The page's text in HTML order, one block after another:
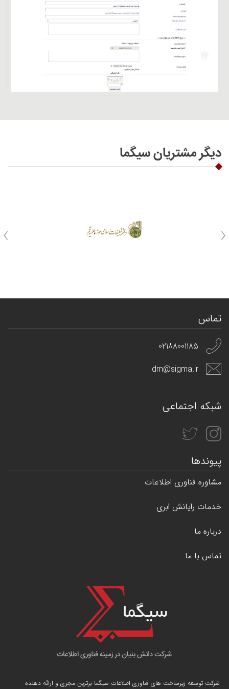
دیگر مشتریان سیگما
‹
›
تماس
02188001185
dm@sigma.ir
شبکه اجتماعی
پیوندها
مشاوره فناوری اطلاعات
خدمات رایانش ابری
درباره ما
تماس با ما
شرکت توسعه زیرساخت های فناوری اطلاعات سیگما برترین مجری و ارائه دهنده